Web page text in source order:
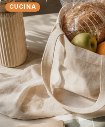
CUCINA